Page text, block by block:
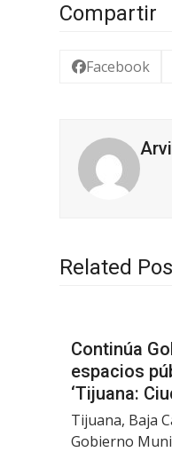
Compartir
Facebook
Related
Continúa
espacios
‘Tijuana:
Tijuana, Baja
Gobierno